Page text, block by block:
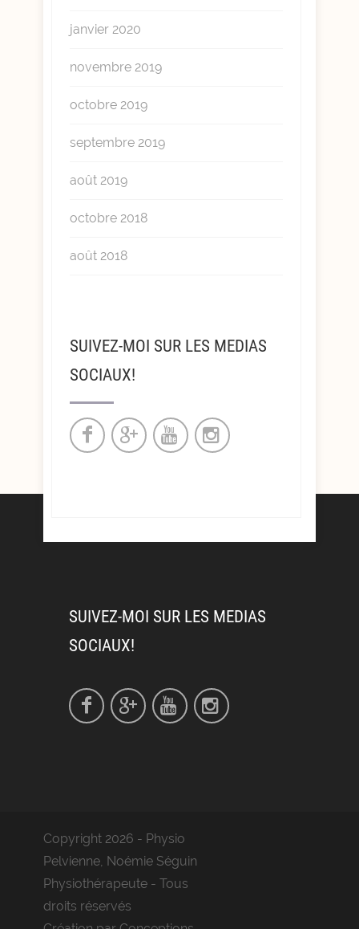
janvier 2020
novembre 2019
octobre 2019
septembre 2019
août 2019
octobre 2018
août 2018
SUIVEZ-MOI SUR LES MEDIAS
SOCIAUX!
SUIVEZ-MOI SUR LES MEDIAS
SOCIAUX!
Copyright 2026 - Physio
Pelvienne, Noémie Séguin
Physiothérapeute - Tous
droits réservés